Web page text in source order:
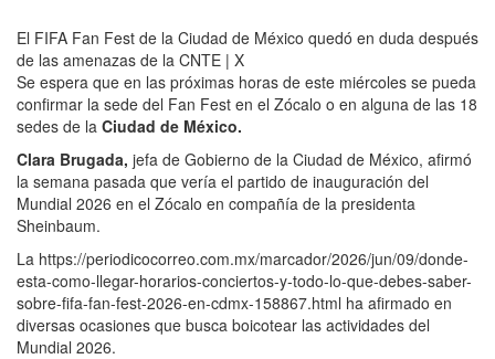
El FIFA Fan Fest de la Ciudad de México quedó en duda después
de las amenazas de la CNTE | X
Se espera que en las próximas horas de este miércoles se pueda
confirmar la sede del Fan Fest en el Zócalo o en alguna de las 18
sedes de la Ciudad de México.
Clara Brugada, jefa de Gobierno de la Ciudad de México, afirmó
la semana pasada que vería el partido de inauguración del
Mundial 2026 en el Zócalo en compañía de la presidenta
Sheinbaum.
La https://periodicocorreo.com.mx/marcador/2026/jun/09/donde-
esta-como-llegar-horarios-conciertos-y-todo-lo-que-debes-saber-
sobre-fifa-fan-fest-2026-en-cdmx-158867.html ha afirmado en
diversas ocasiones que busca boicotear las actividades del
Mundial 2026.